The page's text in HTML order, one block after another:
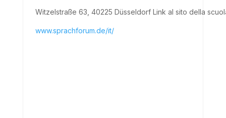
Witzelstraße 63, 40225 Düsseldorf Link al sito della
www.sprachforum.de/it/